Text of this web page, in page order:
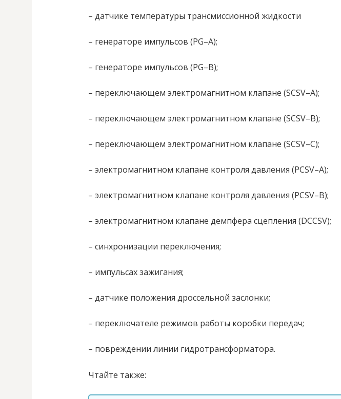
– датчике температуры трансмиссионной жидкости
– генераторе импульсов (PG–A);
– генераторе импульсов (PG–В);
– переключающем электромагнитном клапане (SCSV–A);
– переключающем электромагнитном клапане (SCSV–В);
– переключающем электромагнитном клапане (SCSV–С);
– электромагнитном клапане контроля давления (PCSV–A);
– электромагнитном клапане контроля давления (PCSV–В);
– электромагнитном клапане демпфера сцепления (DCCSV);
– синхронизации переключения;
– импульсах зажигания;
– датчике положения дроссельной заслонки;
– переключателе режимов работы коробки передач;
– повреждении линии гидротрансформатора.
Чтайте также: